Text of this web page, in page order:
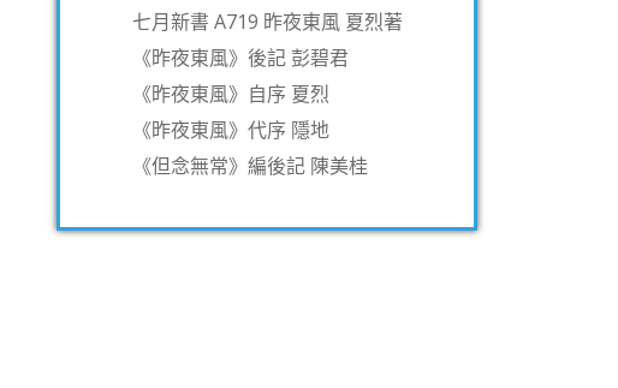
七月新書 A719 昨夜東風 夏烈著
《昨夜東風》後記 彭碧君
《昨夜東風》自序 夏烈
《昨夜東風》代序 隱地
《但念無常》編後記 陳美桂